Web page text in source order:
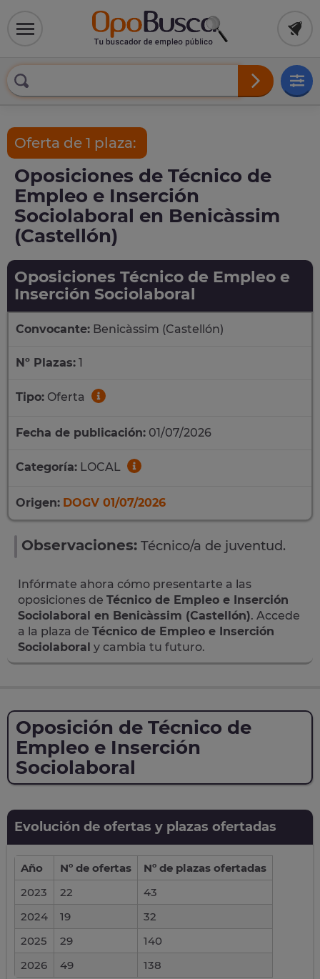
Oferta de 1 plaza:
Oposiciones de Técnico de
Empleo e Inserción
Sociolaboral en Benicàssim
(Castellón)
Oposiciones Técnico de Empleo e
Inserción Sociolaboral
Convocante: Benicàssim (Castellón)
Nº Plazas: 1
Tipo: Oferta
Fecha de publicación: 01/07/2026
Categoría: LOCAL
Origen: DOGV 01/07/2026
Observaciones: Técnico/a de juventud.
Infórmate ahora cómo presentarte a las
oposiciones de Técnico de Empleo e Inserción
Sociolaboral en Benicàssim (Castellón). Accede
a la plaza de Técnico de Empleo e Inserción
Sociolaboral y cambia tu futuro.
Oposición de Técnico de
Empleo e Inserción
Sociolaboral
Evolución de ofertas y plazas ofertadas
Año Nº de ofertas
Nº de plazas ofertadas
2023
22
43
2024
19
32
2025
29
140
2026
49 138